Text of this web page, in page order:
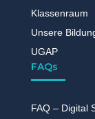
Klassenraum
Unsere
UGAP
FAQs
FAQ – Digital